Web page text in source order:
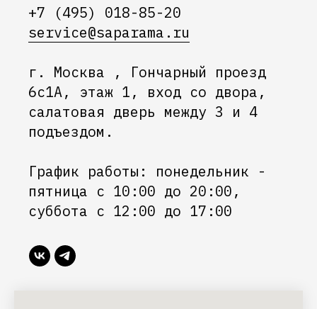
+7 (495) 018-85-20
service@saparama.ru
г. Москва , Гончарный проезд
6с1А, этаж 1, вход со двора,
салатовая дверь между 3 и 4
подъездом.
График работы: понедельник -
пятница с 10:00 до 20:00,
суббота с 12:00 до 17:00